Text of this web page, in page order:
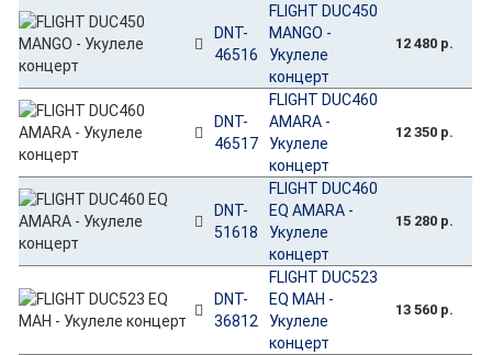
DNT-
46516
FLIGHT DUC450
MANGO -
Укулеле
концерт
12 480 р.
DNT-
46517
FLIGHT DUC460
AMARA -
Укулеле
концерт
12 350 р.
DNT-
51618
FLIGHT DUC460
EQ AMARA -
Укулеле
концерт
15 280 р.
DNT-
36812
FLIGHT DUC523
EQ MAH -
Укулеле
концерт
13 560 р.